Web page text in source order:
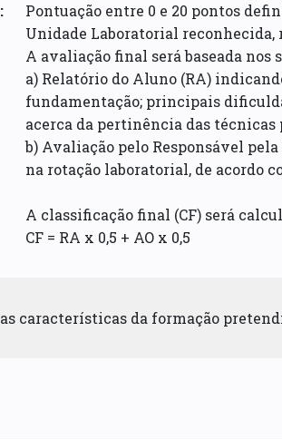
Pontuação entre 0 e 20 pontos
Unidade Laboratorial reconhecida,
A avaliação final será baseada nos
a) Relatório do Aluno (RA)
fundamentação; principais
acerca da pertinência das técnicas
b) Avaliação pelo Responsável
na rotação laboratorial, de acordo
A classificação final (CF) será
CF = RA x 0,5 + AO x 0,5
características da formação